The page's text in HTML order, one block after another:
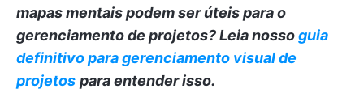
mapas mentais podem ser úteis para o
gerenciamento de projetos?Leia nossoguia
definitivo para gerenciamento visual de
projetos para entender isso.